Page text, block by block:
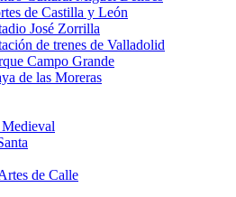
de Castilla y León
José Zorrilla
de trenes de Valladolid
Campo Grande
de las Moreras
de Calle